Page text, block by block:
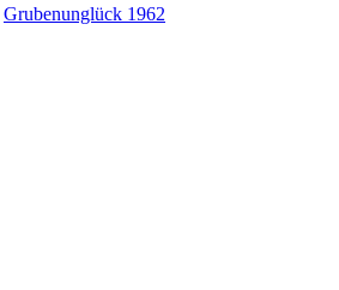
Grubenunglück 1962